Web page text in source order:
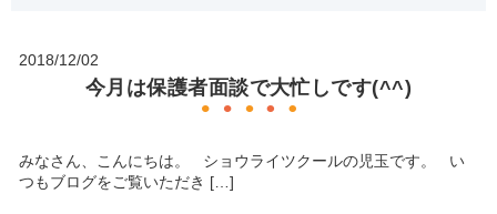
2018/12/02
今月は保護者面談で大忙しです(^^)
みなさん、こんにちは。 ショウライツクールの児玉です。 い
つもブログをご覧いただき […]